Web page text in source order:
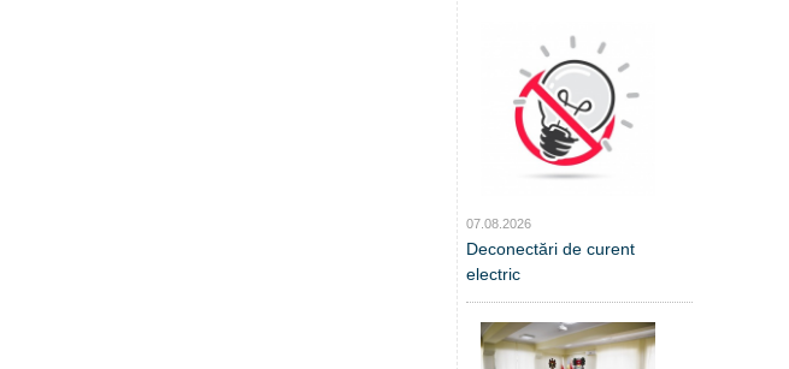
07.08.2026
Deconectări de curent
electric